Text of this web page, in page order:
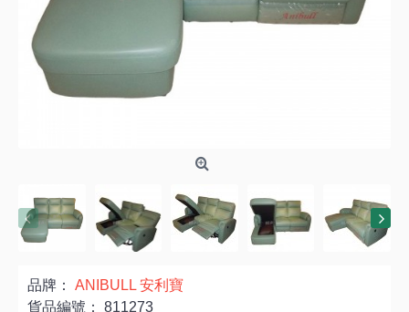
品牌： ANIBULL 安利寶
貨品編號： 811273